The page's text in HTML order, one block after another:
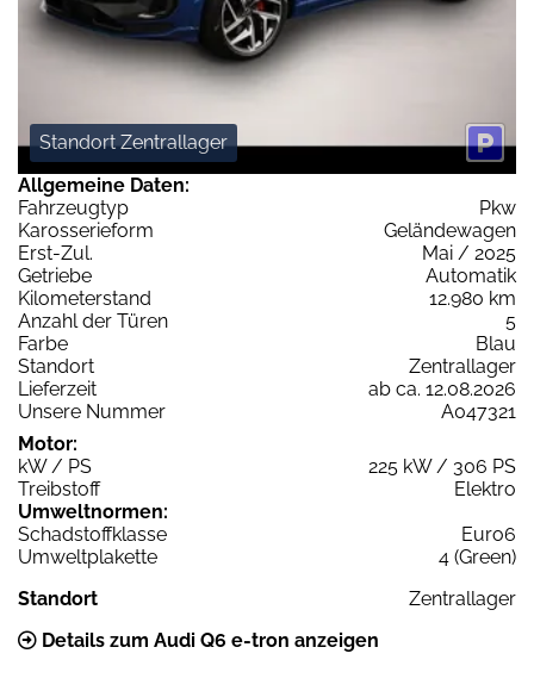
Standort Zentrallager
Allgemeine Daten:
Fahrzeugtyp
Pkw
Karosserieform
Geländewagen
Erst-Zul.
Mai / 2025
Getriebe
Automatik
Kilometerstand
12.980 km
Anzahl der Türen
5
Farbe
Blau
Standort
Zentrallager
Lieferzeit
ab ca. 12.08.2026
Unsere Nummer
A047321
Motor:
kW / PS
225 kW / 306 PS
Treibstoff
Elektro
Umweltnormen:
Schadstoffklasse
Euro6
Umweltplakette
4 (Green)
Standort
Zentrallager
Details zum Audi Q6 e-tron anzeigen